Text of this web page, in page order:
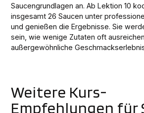
Saucengrundlagen an. Ab Lektion 10
insgesamt 26 Saucen unter
und genießen die Ergebnisse. Sie
sein, wie wenige Zutaten oft
außergewöhnliche
Weitere Kurs-
Empfehlungen für